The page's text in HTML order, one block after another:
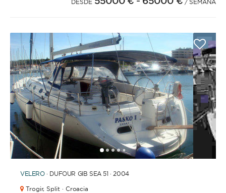
DESDE / SEMANA
12345 678910111213141516
VELERO · DUFOUR GIB SEA 51 · 2004
Trogir, Split · Croacia